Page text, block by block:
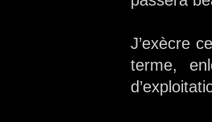
J’exècre
terme,